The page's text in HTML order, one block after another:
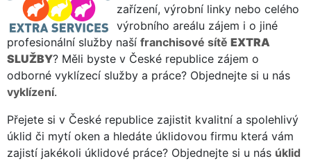
zařízení, výrobní linky nebo celého
výrobního areálu zájem i o jiné
profesionální služby naší franchisové sítě EXTRA
SLUŽBY? Měli byste v České republice zájem o
odborné vyklízecí služby a práce? Objednejte si u nás
vyklízení.
Přejete si v České republice zajistit kvalitní a spolehlivý
úklid či mytí oken a hledáte úklidovou firmu která vám
zajistí jakékoli úklidové práce? Objednejte si u nás úklid